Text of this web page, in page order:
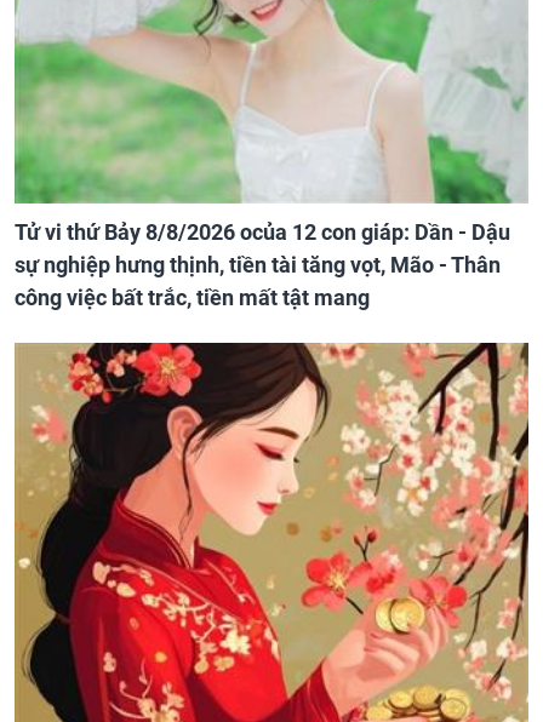
Tử vi thứ Bảy 8/8/2026 ocủa 12 con giáp: Dần - Dậu
sự nghiệp hưng thịnh, tiền tài tăng vọt, Mão - Thân
công việc bất trắc, tiền mất tật mang